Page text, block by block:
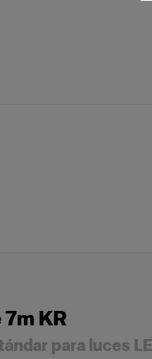
7m KR
para luces